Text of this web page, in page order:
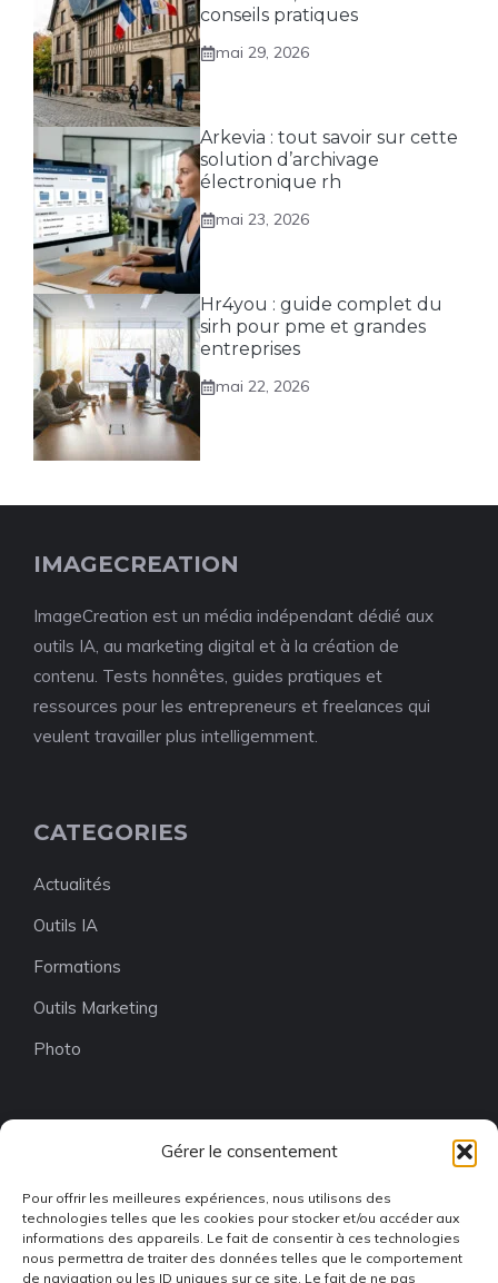
Gérer le consentement
Pour offrir les meilleures expériences, nous utilisons des
technologies telles que les cookies pour stocker et/ou accéder aux
informations des appareils. Le fait de consentir à ces technologies
nous permettra de traiter des données telles que le comportement
de navigation ou les ID uniques sur ce site. Le fait de ne pas
conseils pratiques
mai 29, 2026
Arkevia : tout savoir sur cette
solution d’archivage
électronique rh
mai 23, 2026
Hr4you : guide complet du
sirh pour pme et grandes
entreprises
mai 22, 2026
IMAGECREATION
ImageCreation est un média indépendant dédié aux
outils IA, au marketing digital et à la création de
contenu. Tests honnêtes, guides pratiques et
ressources pour les entrepreneurs et freelances qui
veulent travailler plus intelligemment.
CATEGORIES
Actualités
Outils IA
Formations
Outils Marketing
Photo